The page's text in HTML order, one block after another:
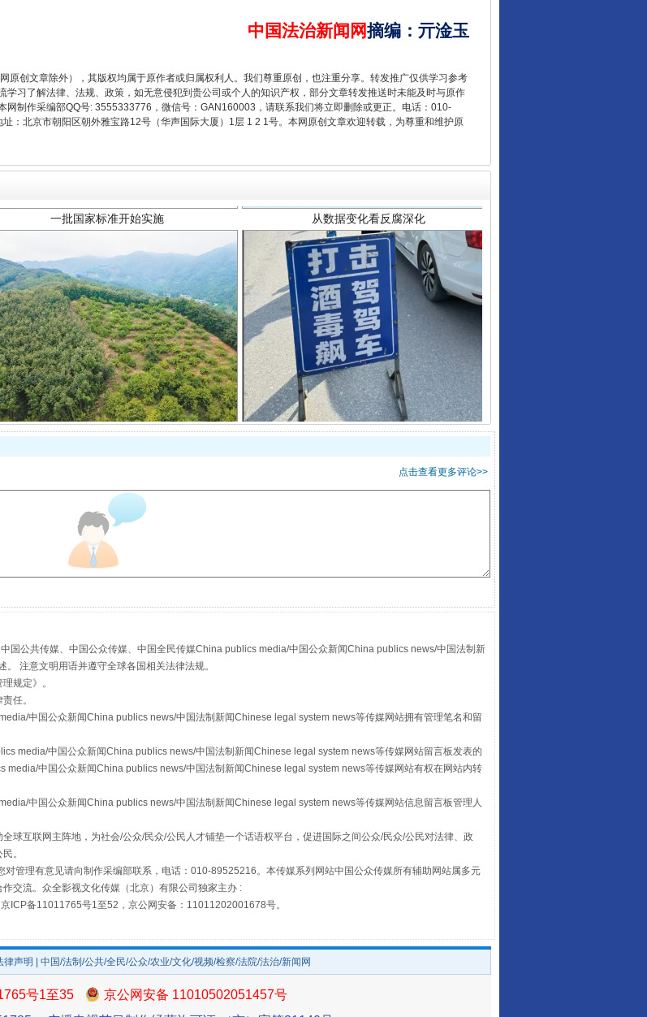
中国法治新闻网摘编 ： 亓淦玉
原创文章除外），其版权均属于原作者或归属权利人。我们尊重原创，也注重分享。转发推广仅供学习参考
习了解法律、法规、政策，如无意侵犯到贵公司或个人的知识产权，部分文章转发推送时未能及时与原作
网制作采编部QQ号: 3555333776，微信号：GAN160003，请联系我们将立即删除或更正。电话：010-
：北京市朝阳区朝外雅宝路12号（华声国际大厦）1层 1 2 1号。本网原创文章欢迎转载，为尊重和维护原
一批国家标准开始实施 从数据变化看反腐深化
以产业富民促振兴 酒驾未被当场查获能处罚吗
从幼儿园到大学，有这些资助
事关残疾人未来5年 让传统村落焕发生机
规模最大的光氢储一体化项目 走走走！国家喊你健身啦
点击查看更多评论>>
国公共传媒、中国公众传媒、中国全民传媒China publics media/中国公众新闻China publics news/中国法制新
注意文明用语并遵守全球各国相关法律法规。
理规定》。
任。
中国公众新闻China publics news/中国法制新闻Chinese legal system news等传媒网站拥有管理笔名和留
media/中国公众新闻China publics news/中国法制新闻Chinese legal system news等传媒网站留言板发表的
media/中国公众新闻China publics news/中国法制新闻Chinese legal system news等传媒网站有权在网站内转
中国公众新闻China publics news/中国法制新闻Chinese legal system news等传媒网站信息留言板管理人
球互联网主阵地，为社会/公众/民众/公民人才铺垫一个话语权平台，促进国际之间公众/民众/公民对法律、政
。
管理有意见请向制作采编部联系，电话：010-89525216。本传媒系列网站中国公众传媒所有辅助网站属多元
交流。众全影视文化传媒（北京）有限公司独家主办 :
ICP备11011765号1至52，京公网安备：11011202001678号。
律声明 | 中国/法制/公共/全民/公众/农业/文化/视频/检察/法院/法治/新闻网
号1至35
京公网安备 11010502051457号